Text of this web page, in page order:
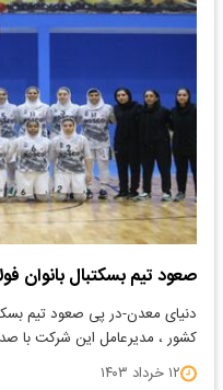
صعود تیم بسکتبال بانوان
دنیای معدن-در پی صعود تیم
کشور ، مدیرعامل این شرکت با
۱۲ خرداد ۱۴۰۳